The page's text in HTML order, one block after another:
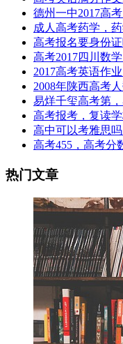
德州一中2017高
成人高考药学，
高考报名要身份
高考2017四川数
2017高考英语作
2008年陕西高考
易烊千玺高考第
高考报考，复读
高中可以考雅思
高考455，高考分
热门文章